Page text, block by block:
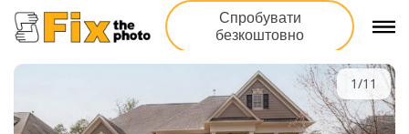
Спробувати
безкоштовно
1/11